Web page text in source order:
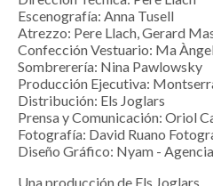
Escenografía: Anna Tusell
Atrezzo: Pere Llach, Gerard
Confección Vestuario: Ma
Sombrerería: Nina Pawlowsky
Producción Ejecutiva:
Distribución: Els Joglars
Prensa y Comunicación: Oriol
Fotografía: David Ruano
Diseño Gráfico: Nyam -
Una producción de Els Joglars.